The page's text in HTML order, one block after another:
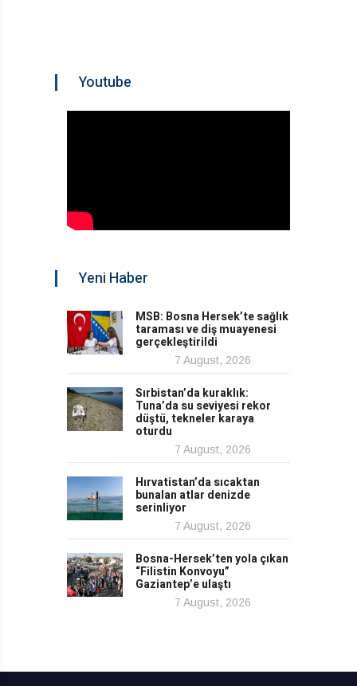
Youtube
Yeni Haber
MSB: Bosna Hersek’te sağlık
taraması ve diş muayenesi
gerçekleştirildi
7 August, 2026
Sırbistan’da kuraklık:
Tuna’da su seviyesi rekor
düştü, tekneler karaya
oturdu
7 August, 2026
Hırvatistan’da sıcaktan
bunalan atlar denizde
serinliyor
7 August, 2026
Bosna-Hersek’ten yola çıkan
“Filistin Konvoyu”
Gaziantep’e ulaştı
7 August, 2026